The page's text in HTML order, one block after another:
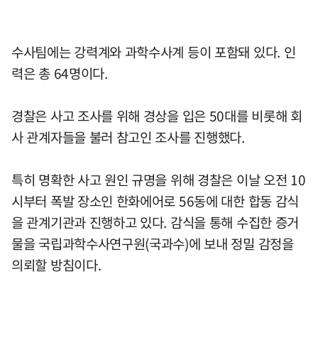
수사팀에는 강력계와 과학수사계 등이 포함돼 있다. 인
력은 총 64명이다.
경찰은 사고 조사를 위해 경상을 입은 50대를 비롯해 회
사 관계자들을 불러 참고인 조사를 진행했다.
특히 명확한 사고 원인 규명을 위해 경찰은 이날 오전 10
시부터 폭발 장소인 한화에어로 56동에 대한 합동 감식
을 관계기관과 진행하고 있다. 감식을 통해 수집한 증거
물을 국립과학수사연구원(국과수)에 보내 정밀 감정을
의뢰할 방침이다.